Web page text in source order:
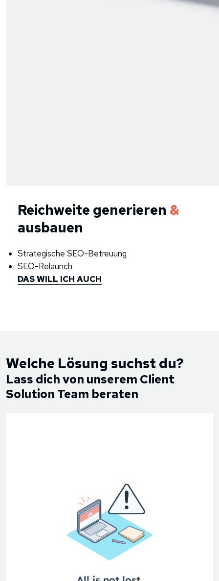
Reichweite generieren &
ausbauen
Strategische SEO-Betreuung
SEO-Relaunch
DAS WILL ICH AUCH
Welche Lösung suchst du?
Lass dich von unserem Client
Solution Team beraten